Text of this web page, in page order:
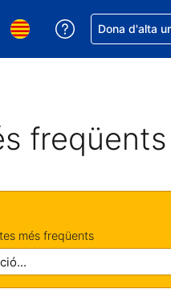
moneda. La moneda actual
Tria l'idioma. L'idioma
Rep ajuda
Dona d'alta
freqüents
més freqüents